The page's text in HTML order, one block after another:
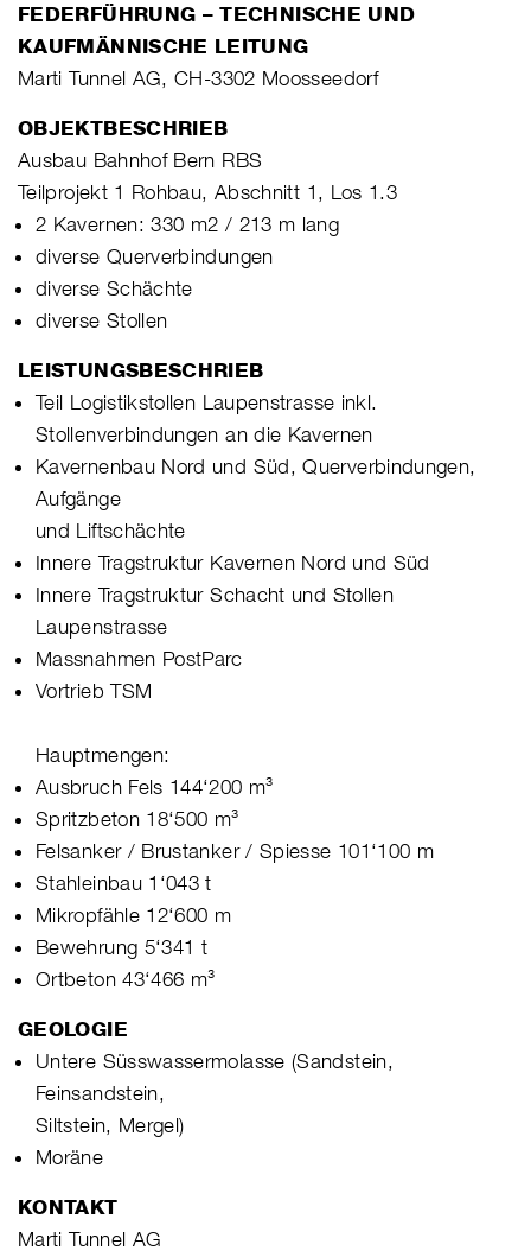
FEDERFÜHRUNG – TECHNISCHE UND
KAUFMÄNNISCHE LEITUNG
Marti Tunnel AG, CH-3302 Moosseedorf
OBJEKTBESCHRIEB
Ausbau Bahnhof Bern RBS
Teilprojekt 1 Rohbau, Abschnitt 1, Los 1.3
2 Kavernen: 330 m2 / 213 m lang
diverse Querverbindungen
diverse Schächte
diverse Stollen
LEISTUNGSBESCHRIEB
Teil Logistikstollen Laupenstrasse inkl.
Stollenverbindungen an die Kavernen
Kavernenbau Nord und Süd, Querverbindungen,
Aufgänge
und Liftschächte
Innere Tragstruktur Kavernen Nord und Süd
Innere Tragstruktur Schacht und Stollen
Laupenstrasse
Massnahmen PostParc
Vortrieb TSM
Hauptmengen:
Ausbruch Fels 144‘200 m³
Spritzbeton 18‘500 m³
Felsanker / Brustanker / Spiesse 101‘100 m
Stahleinbau 1‘043 t
Mikropfähle 12‘600 m
Bewehrung 5‘341 t
Ortbeton 43‘466 m³
GEOLOGIE
Untere Süsswassermolasse (Sandstein,
Feinsandstein,
Siltstein, Mergel)
Moräne
KONTAKT
Marti Tunnel AG